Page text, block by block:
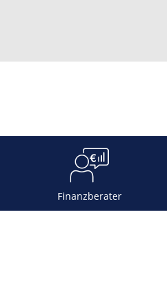
Finanzberater